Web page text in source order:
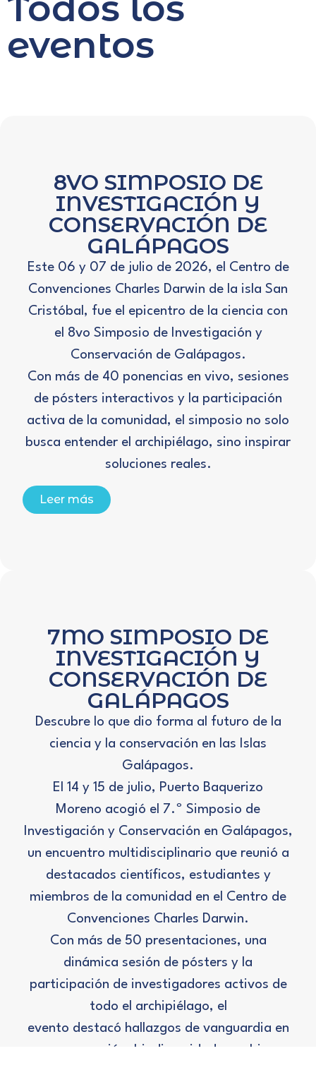
eventos
8VO SIMPOSIO DE
INVESTIGACIÓN Y
CONSERVACIÓN DE
GALÁPAGOS
Este 06 y 07 de julio de 2026, el Centro de
Convenciones Charles Darwin de la isla San
Cristóbal, fue el epicentro de la ciencia con
el 8vo Simposio de Investigación y
Conservación de Galápagos.
Con más de 40 ponencias en vivo, sesiones
de pósters interactivos y la participación
activa de la comunidad, el simposio no solo
busca entender el archipiélago, sino inspirar
soluciones reales.
Leer más
7MO SIMPOSIO DE
INVESTIGACIÓN Y
CONSERVACIÓN DE
GALÁPAGOS
Descubre lo que dio forma al futuro de la
ciencia y la conservación en las Islas
Galápagos.
El 14 y 15 de julio, Puerto Baquerizo
Moreno acogió el 7.º Simposio de
Investigación y Conservación en Galápagos,
un encuentro multidisciplinario que reunió a
destacados científicos, estudiantes y
miembros de la comunidad en el Centro de
Convenciones Charles Darwin.
Con más de 50 presentaciones, una
dinámica sesión de pósters y la
participación de investigadores activos de
todo el archipiélago, el
evento destacó hallazgos de vanguardia en
conservación, biodiversidad, cambio